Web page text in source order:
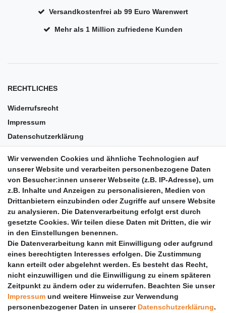
Versandkostenfrei ab 99 Euro Warenwert
Mehr als 1 Million zufriedene Kunden
RECHTLICHES
Widerrufsrecht
Impressum
Datenschutzerklärung
Barrierefreiheit
Anleitungen
Vertrag widerrufen
PARTNER
DHL
GLS
PaketPLUS
SPONSORING
Wir verwenden Cookies und ähnliche Technologien auf
unserer Website und verarbeiten personenbezogene Daten
von Besucher:innen unserer Webseite (z.B. IP-Adresse), um
z.B. Inhalte und Anzeigen zu personalisieren, Medien von
Drittanbietern einzubinden oder Zugriffe auf unsere Website
zu analysieren. Die Datenverarbeitung erfolgt erst durch
gesetzte Cookies. Wir teilen diese Daten mit Dritten, die wir
in den Einstellungen benennen.
Die Datenverarbeitung kann mit Einwilligung oder aufgrund
eines berechtigten Interesses erfolgen. Die Zustimmung
kann erteilt oder abgelehnt werden. Es besteht das Recht,
nicht einzuwilligen und die Einwilligung zu einem späteren
Zeitpunkt zu ändern oder zu widerrufen. Beachten Sie unser
Impressum und weitere Hinweise zur Verwendung
personenbezogener Daten in unserer Daten­schutz­erklärung.